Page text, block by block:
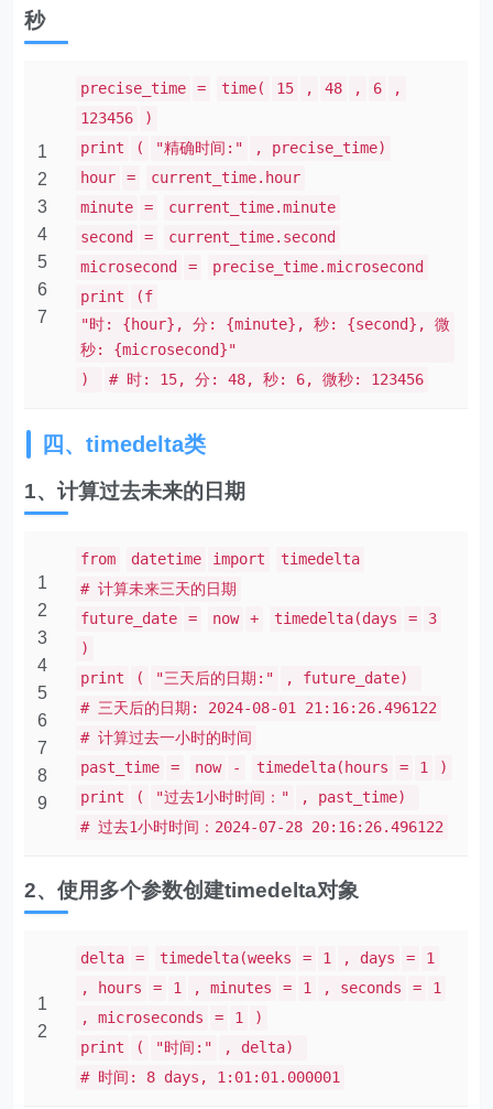
秒
1
2
3
4
5
6
7
precise_time = time( 15 , 48 , 6
,
123456
)
print
( "精确时间:"
, precise_time)
hour
=
current_time.hour
minute
=
current_time.minute
second
=
current_time.second
microsecond
=
precise_time.microsecond
print
(f
"时: {hour}, 分: {minute}, 秒: {second}, 微
秒: {microsecond}"
)
# 时: 15, 分: 48, 秒: 6, 微秒: 123456
四、timedelta类
1、计算过去未来的日期
1
2
3
4
5
6
7
8
9
from datetime import
timedelta
# 计算未来三天的日期
future_date
= now + timedelta(days =
3
)
print
( "三天后的日期:"
, future_date)
# 三天后的日期: 2024-08-01 21:16:26.496122
# 计算过去一小时的时间
past_time
= now - timedelta(hours = 1
)
print
( "过去1小时时间："
, past_time)
# 过去1小时时间：2024-07-28 20:16:26.496122
2、使用多个参数创建timedelta对象
1
2
delta = timedelta(weeks = 1 , days =
1
, hours
= 1 , minutes = 1 , seconds =
1
, microseconds
= 1
)
print
( "时间:"
, delta)
# 时间: 8 days, 1:01:01.000001